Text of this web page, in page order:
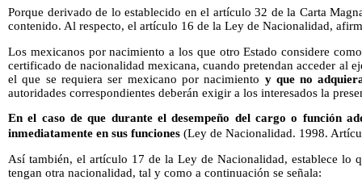
Porque derivado de lo establecido en el artículo 32 de la Carta
contenido. Al respecto, el artículo 16 de la Ley de Nacionalidad,
Los mexicanos por nacimiento a los que otro Estado considere
certificado de nacionalidad mexicana, cuando pretendan acceder al
el que se requiera ser mexicano por nacimiento y que no
autoridades correspondientes deberán exigir a los interesados la
En el caso de que durante el desempeño del cargo o función
inmediatamente en sus funciones (Ley de Nacionalidad. 1998.
Así también, el artículo 17 de la Ley de Nacionalidad, establece lo
tengan otra nacionalidad, tal y como a continuación se señala: